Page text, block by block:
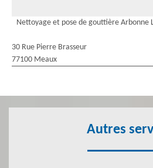
Nettoyage et pose de gouttière Arbonne
30 Rue Pierre Brasseur
77100 Meaux
Autres